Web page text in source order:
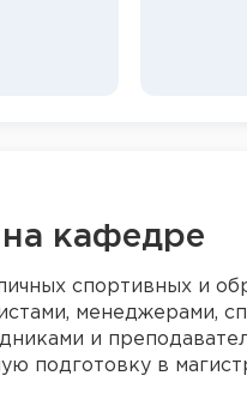
кафедре
спортивных и
менеджерами,
и
подготовку в